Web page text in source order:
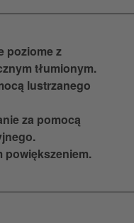
poziome z
tłumionym.
lustrzanego
za pomocą
powiększeniem.